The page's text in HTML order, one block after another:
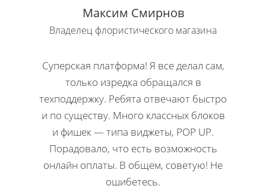
Максим Смирнов
Владелец флористического магазина
Суперская платформа! Я все делал сам,
только изредка обращался в
техподдержку. Ребята отвечают быстро
и по существу. Много классных блоков
и фишек — типа виджеты, POP UP.
Порадовало, что есть возможность
онлайн оплаты. В общем, советую! Не
ошибетесь.